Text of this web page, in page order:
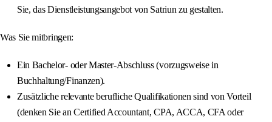
Sie, das Dienstleistungsangebot von Satriun zu gestalten.
Was Sie mitbringen:
Ein Bachelor- oder Master-Abschluss (vorzugsweise in
Buchhaltung/Finanzen).
Zusätzliche relevante berufliche Qualifikationen sind von Vorteil
(denken Sie an Certified Accountant, CPA, ACCA, CFA oder